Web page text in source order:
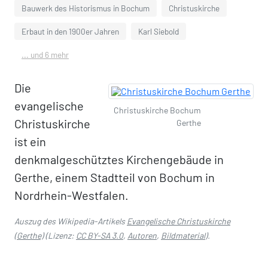
Bauwerk des Historismus in Bochum Christuskirche
Erbaut in den 1900er Jahren Karl Siebold
... und 6 mehr
Christuskirche Bochum
Gerthe
Die
evangelische
Christuskirche
ist ein
denkmalgeschütztes Kirchengebäude in
Gerthe, einem Stadtteil von Bochum in
Nordrhein-Westfalen.
Auszug des Wikipedia-ArtikelsEvangelische Christuskirche
(Gerthe)(Lizenz: CC BY-SA 3.0, Autoren, Bildmaterial).